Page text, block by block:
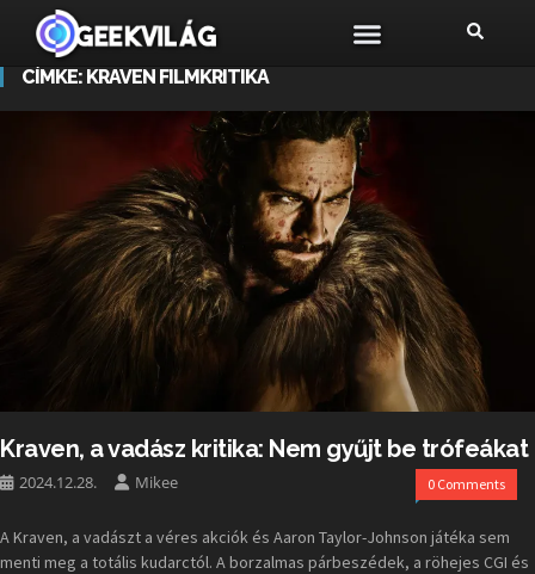
CÍMKE: KRAVEN FILMKRITIKA
Kraven, a vadász kritika: Nem gyűjt be trófeákat
2024.12.28. Mikee 0 Comments
A Kraven, a vadászt a véres akciók és Aaron Taylor-Johnson játéka sem
menti meg a totális kudarctól. A borzalmas párbeszédek, a röhejes CGI és